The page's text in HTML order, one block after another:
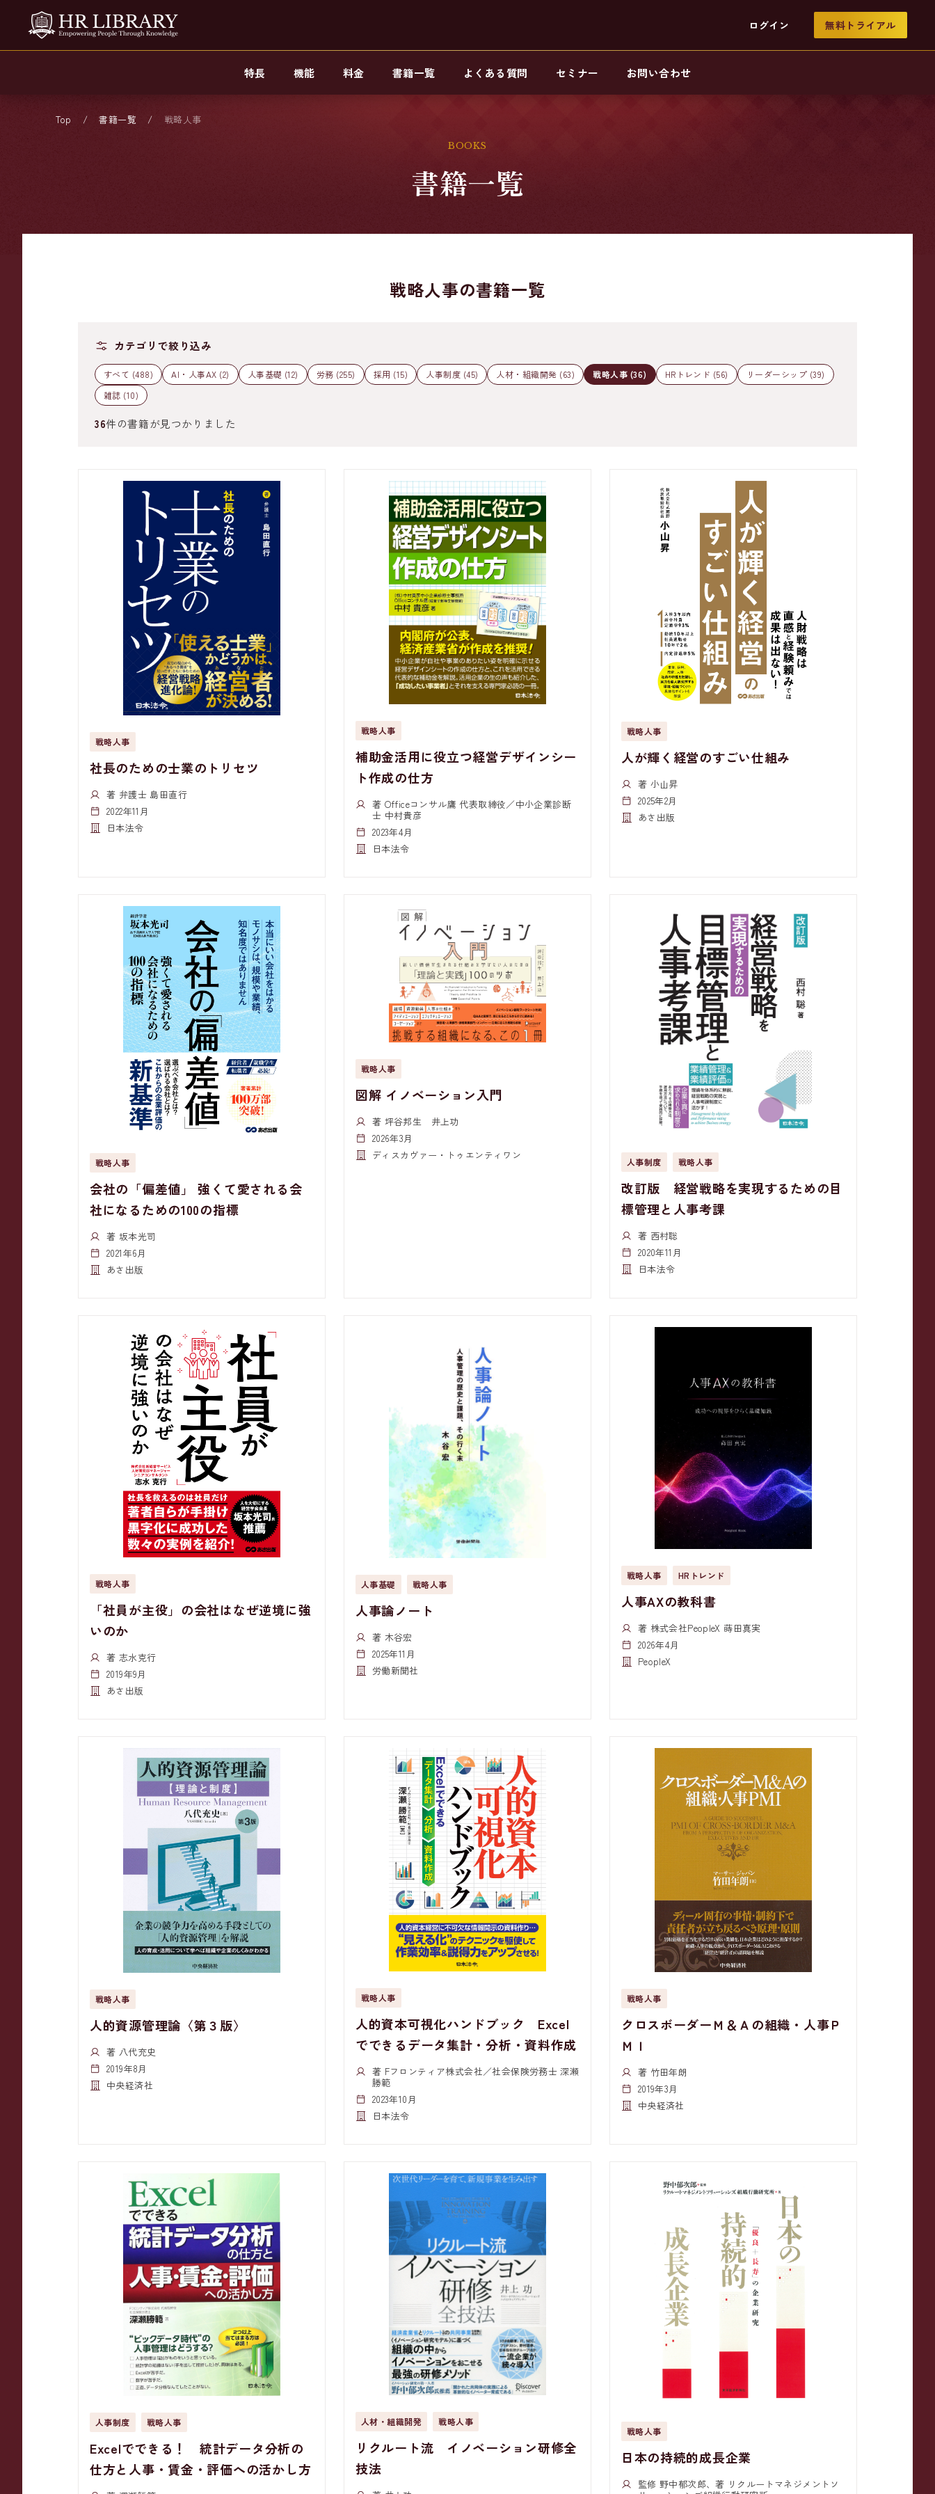
ログイン 無料トライアル
特長 機能 料金 書籍一覧 よくある質問 セミナー お問い合わせ
Top 書籍一覧 戦略人事
BOOKS
書籍一覧
戦略人事の書籍一覧
カテゴリで絞り込み
すべて (488) AI・人事AX (2) 人事基礎 (12) 労務 (255) 採用 (15) 人事制度 (45) 人材・組織開発 (63) 戦略人事 (36) HRトレンド (56)
リーダーシップ (39)
雑誌 (10)
36件の書籍が見つかりました
戦略人事
社長のための士業のトリセツ
著 弁護士 島田直行
2022年11月
日本法令
戦略人事
補助金活用に役立つ経営デザインシー
ト作成の仕方
著 Officeコンサル鷹 代表取締役／中小企業診断
士 中村貴彦
2023年4月
日本法令
戦略人事
人が輝く経営のすごい仕組み
著 小山昇
2025年2月
あさ出版
戦略人事
会社の「偏差値」 強くて愛される会
社になるための100の指標
著 坂本光司
2021年6月
あさ出版
戦略人事
図解 イノベーション入門
著 坪谷邦生 井上功
2026年3月
ディスカヴァー・トゥエンティワン
人事制度 戦略人事
改訂版 経営戦略を実現するための目
標管理と人事考課
著 西村聡
2020年11月
日本法令
戦略人事
「社員が主役」の会社はなぜ逆境に強
いのか
著 志水克行
2019年9月
あさ出版
人事基礎 戦略人事
人事論ノート
著 木谷宏
2025年11月
労働新聞社
戦略人事 HRトレンド
人事AXの教科書
著 株式会社PeopleX 蒔田真実
2026年4月
PeopleX
戦略人事
人的資源管理論〈第３版〉
著 八代充史
2019年8月
中央経済社
戦略人事
人的資本可視化ハンドブック Excel
でできるデータ集計・分析・資料作成
著 Fフロンティア株式会社／社会保険労務士 深瀬
勝範
2023年10月
日本法令
戦略人事
クロスボーダーＭ＆Ａの組織・人事Ｐ
ＭＩ
著 竹田年朗
2019年3月
中央経済社
人事制度 戦略人事
Excelでできる！ 統計データ分析の
仕方と人事・賃金・評価への活かし方
人材・組織開発 戦略人事
リクルート流 イノベーション研修全
技法
戦略人事
日本の持続的成長企業
監修 野中郁次郎、著 リクルートマネジメントソ